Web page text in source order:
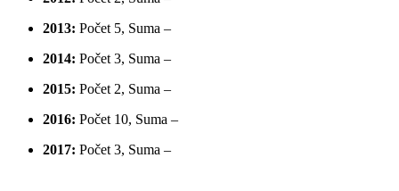
2013: Počet 5, Suma –
2014: Počet 3, Suma –
2015: Počet 2, Suma –
2016: Počet 10, Suma –
2017: Počet 3, Suma –